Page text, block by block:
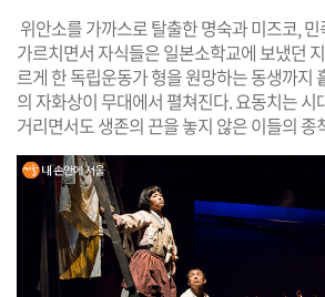
위안소를 가까스로 탈출한 명숙과 미즈코,
가르치면서 자식들은 일본소학교에 보냈던
르게 한 독립운동가 형을 원망하는 동생까지
의 자화상이 무대에서 펼쳐진다. 요동치는 시
거리면서도 생존의 끈을 놓지 않은 이들의 종